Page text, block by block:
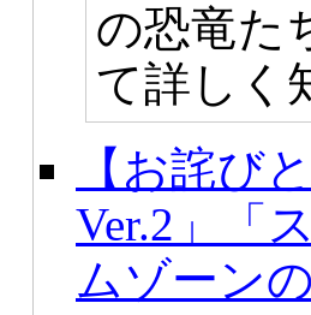
の恐竜た
て詳しく
【お詫び
Ver.2」「
ムゾーン